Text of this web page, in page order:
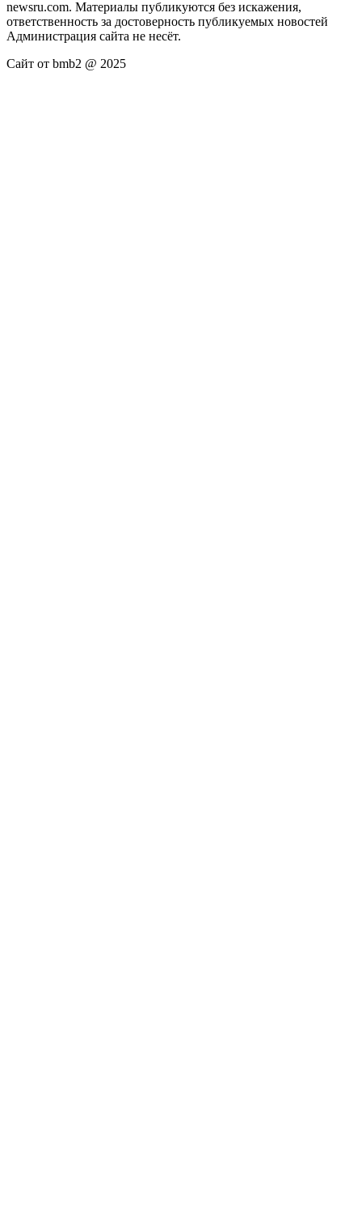
newsru.com. Материалы публикуются без искажения,
ответственность за достоверность публикуемых новостей
Администрация сайта не несёт.
Сайт от bmb2 @ 2025